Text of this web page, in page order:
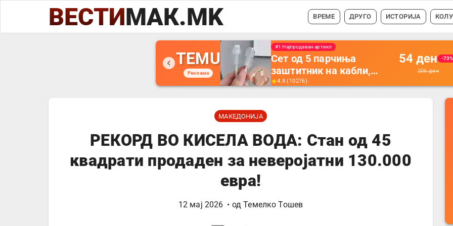
ВЕСТИМАК.MK ВРЕМЕ ДРУГО ИСТОРИЈА
TEMU
Реклама
#1 Најпродавано
Држач за полнење на
телефон кој се монтира
на ѕид -
кревет и за ТВ
далечински управувач
4.5(16742
56 ден -35%
87ден
МАКЕДОНИЈА
РЕКОРД ВО КИСЕЛА ВОДА: Стан од 45
квадрати продаден за неверојатни 130.000
евра!
12 мај 2026 • одТемелко Тошев